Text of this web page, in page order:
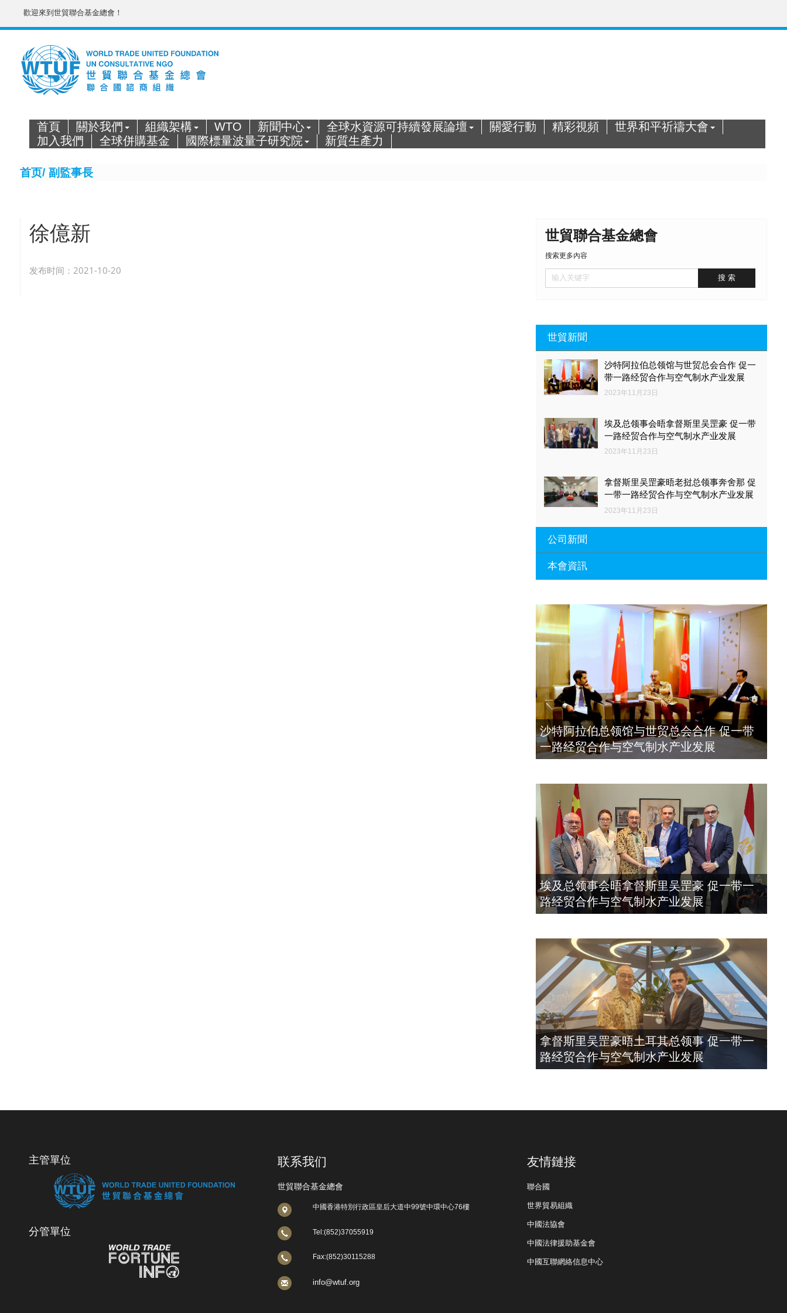
歡迎來到世貿聯合基金總會！
首頁 關於我們 組織架構 WTO 新聞中心 全球水資源可持續發展論壇 關愛行動 精彩視頻
世界和平祈禱大會
加入我們
全球併購基金 國際標量波量子研究院 新質生產力
首页/ 副監事長
徐億新
发布时间：2021-10-20
世貿聯合基金總會
搜索更多內容
世貿新聞
沙特阿拉伯总领馆与世贸总会合作 促一
带一路经贸合作与空气制水产业发展
2023年11月23日
埃及总领事会晤拿督斯里吴罡豪 促一带
一路经贸合作与空气制水产业发展
2023年11月23日
拿督斯里吴罡豪晤老挝总领事奔舍那 促
一带一路经贸合作与空气制水产业发展
2023年11月23日
公司新聞
带一路经贸合作与空气制水产业发展
埃及总领事会晤拿督斯里吴罡豪 促一带
一路经贸合作与空气制水产业发展
2023年11月23日
拿督斯里吴罡豪晤土耳其总领事 促一带
一路经贸合作与空气制水产业发展
2023年11月23日
本會資訊
瑚蒞臨 天泉鼎豐深圳總部及國際標量波
量子研究院
2021年12月10日
標量波光量子導入系統聯合國總部拿督
斯裏吳達鎔教授首發
2021年12月10日
空氣制水發明人吳達鎔出席聯合國環境
科政商管治聯盟會議
2021年12月10日
沙特阿拉伯总领馆与世贸总会合作 促一带
一路经贸合作与空气制水产业发展
埃及总领事会晤拿督斯里吴罡豪 促一带一
路经贸合作与空气制水产业发展
拿督斯里吴罡豪晤土耳其总领事 促一带一
路经贸合作与空气制水产业发展
主管單位
分管單位
联系我们
世貿聯合基金總會
中國香港特別行政區皇后大道中99號中環中心76樓
Tel:(852)37055919
Fax:(852)30115288
info@wtuf.org
友情鏈接
聯合國
世界貿易組織
中國法協會
中國法律援助基金會
中國互聯網絡信息中心